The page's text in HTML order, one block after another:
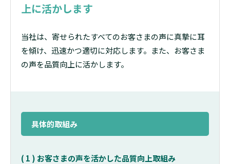
上に活かします
当社は、寄せられたすべてのお客さまの声に真摯に耳
を傾け、迅速かつ適切に対応します。また、お客さま
の声を品質向上に活かします。
具体的取組み
( 1 ) お客さまの声を活かした品質向上取組み